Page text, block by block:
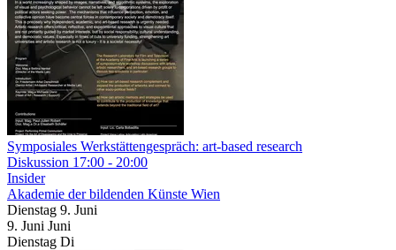
Symposiales Werkstättengespräch: art-based research
Diskussion 17:00 - 20:00
Insider
Akademie der bildenden Künste Wien
Dienstag 9. Juni
9. Juni Juni
Dienstag Di